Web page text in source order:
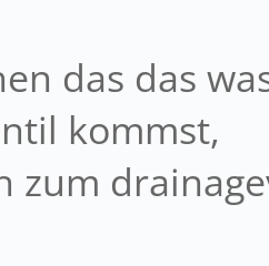
das das
kommst,
zum